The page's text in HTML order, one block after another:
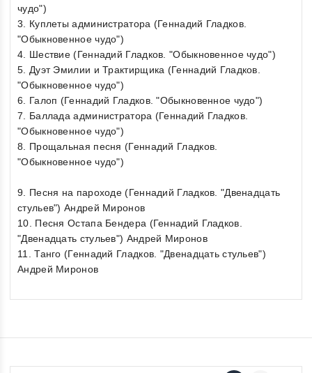
чудо")
3. Куплеты администратора (Геннадий Гладков.
"Обыкновенное чудо")
4. Шествие (Геннадий Гладков. "Обыкновенное чудо")
5. Дуэт Эмилии и Трактирщика (Геннадий Гладков.
"Обыкновенное чудо")
6. Галоп (Геннадий Гладков. "Обыкновенное чудо")
7. Баллада администратора (Геннадий Гладков.
"Обыкновенное чудо")
8. Прощальная песня (Геннадий Гладков.
"Обыкновенное чудо")
9. Песня на пароходе (Геннадий Гладков. "Двенадцать
стульев") Андрей Миронов
10. Песня Остапа Бендера (Геннадий Гладков.
"Двенадцать стульев") Андрей Миронов
11. Танго (Геннадий Гладков. "Двенадцать стульев")
Андрей Миронов